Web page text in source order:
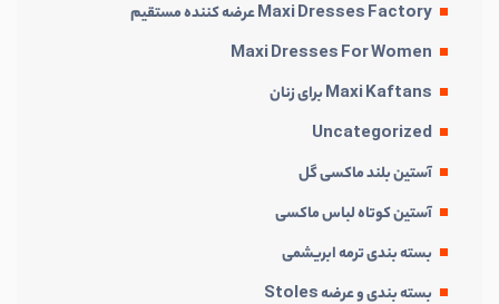
Maxi Dresses Factory عرضه کننده مستقیم
Maxi Dresses For Women
Maxi Kaftans برای زنان
Uncategorized
آستین بلند ماکسی گل
آستین کوتاه لباس ماکسی
بسته بندی ترمه ابریشمی
بسته بندی و عرضه Stoles